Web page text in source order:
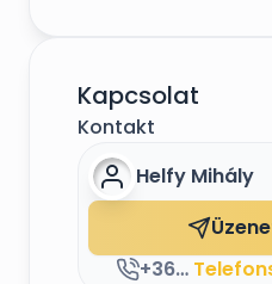
Kapcsolat
Kontakt
Helfy Mihály
+36306105744